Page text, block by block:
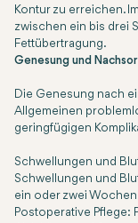
Kontur zu erreichen.
zwischen ein bis drei
Fettübertragung.
Genesung und
Die Genesung nach
Allgemeinen
geringfügigen
Schwellungen und
Schwellungen und
ein oder zwei
Postoperative Pflege: